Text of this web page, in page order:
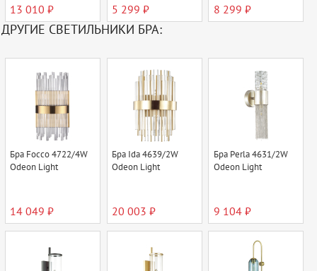
13 010 ₽ 5 299 ₽ 8 299 ₽
ДРУГИЕ СВЕТИЛЬНИКИ БРА:
Бра Focco 4722/4W
Odeon Light
14 049 ₽
Бра Ida 4639/2W
Odeon Light
20 003 ₽
Бра Perla 4631/2W
Odeon Light
9 104 ₽